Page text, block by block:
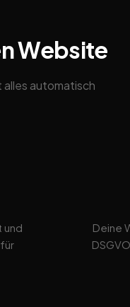
Website
alles automatisch
und
Deine